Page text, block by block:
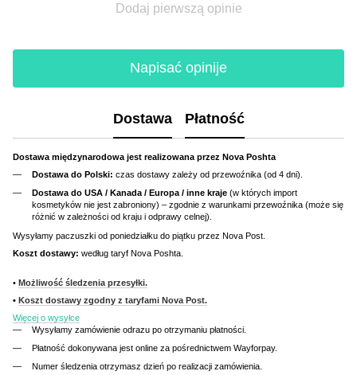
Dodaj pierwszą opinie
Napisać opinije
Dostawa Płatność
Dostawa międzynarodowa jest realizowana przez Nova Poshta
Dostawa do Polski: czas dostawy zależy od przewoźnika (od 4 dni).
Dostawa do USA / Kanada / Europa / inne kraje (w których import
kosmetyków nie jest zabroniony) – zgodnie z warunkami przewoźnika (może się
różnić w zależności od kraju i odprawy celnej).
Wysyłamy paczuszki od poniedziałku do piątku przez Nova Post.
Koszt dostawy: według taryf Nova Poshta.
• Możliwość śledzenia przesyłki.
• Koszt dostawy zgodny z taryfami Nova Post.
Więcej o wysyłce
Wysyłamy zamówienie odrazu po otrzymaniu płatności.
Płatność dokonywana jest online za pośrednictwem Wayforpay.
Numer śledzenia otrzymasz dzień po realizacji zamówienia.